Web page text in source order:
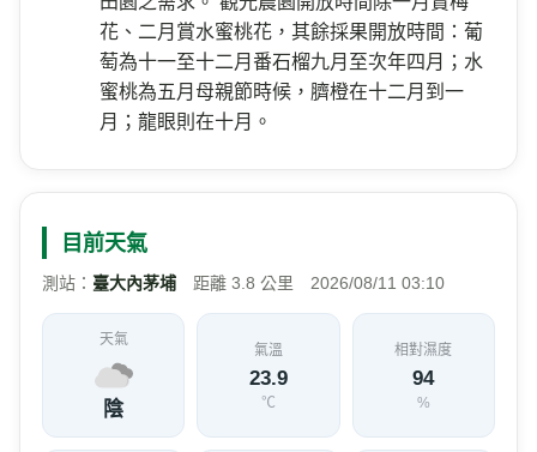
經度
120.8530
緯度
23.7234
886-49-2821158
介紹
鄉上安、郡坑兩大地區之農場，農園生產之作
物包括青梅、番石榴、葡萄、水蜜桃、臍橙、
龍眼等水果生產面積將近六十公頃，因此舉凡
賞花、採果都可以滿足都會人追求純樸，自然
田園之需求。 觀光農園開放時間除一月賞梅
花、二月賞水蜜桃花，其餘採果開放時間：葡
萄為十一至十二月番石榴九月至次年四月；水